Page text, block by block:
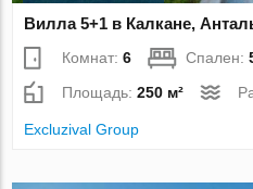
Вилла 5+1 в Калкане,
Комнат:6 Спален:
Площадь:250 м²
Excluzival Group